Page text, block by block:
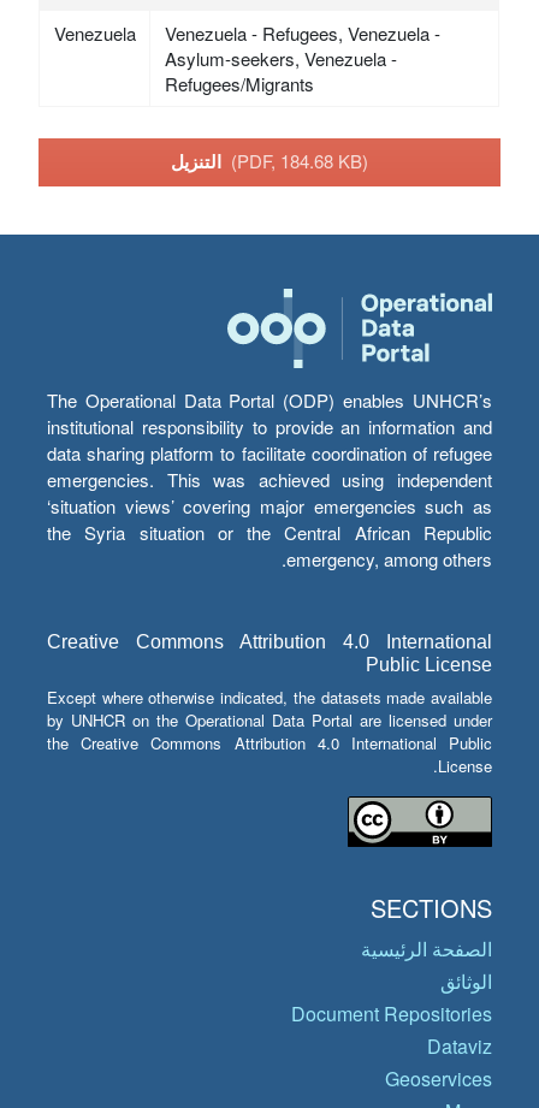
Venezuela
Venezuela - Refugees, Venezuela -
Asylum-seekers, Venezuela -
Refugees/Migrants
(PDF, 184.68 KB)
The Operational Data Portal (ODP) enables UNHCR’s
institutional responsibility to provide an information and
data sharing platform to facilitate coordination of refugee
emergencies. This was achieved using independent
‘situation views’ covering major emergencies such as
the Syria situation or the Central African Republic
emergency, among others.
Creative Commons Attribution 4.0 International
Public License
Except where otherwise indicated, the datasets made available
by UNHCR on the Operational Data Portal are licensed under
the Creative Commons Attribution 4.0 International Public
License.
SECTIONS
الصفحة الرئيسية
الوثائق
Document Repositories
Dataviz
Geoservices